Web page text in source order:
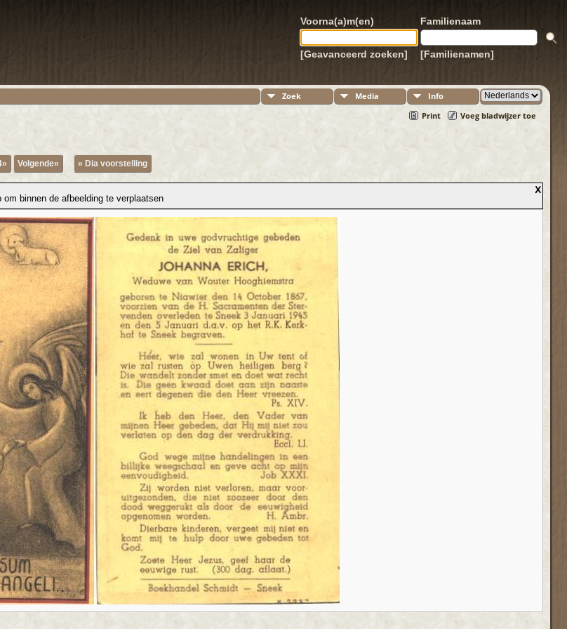
Voorna(a)m(en) Familienaam
[Geavanceerd zoeken] [Familienamen]
Zoek Media
Info
Print
Voeg bladwijzer toe
Volgende» » Dia voorstelling